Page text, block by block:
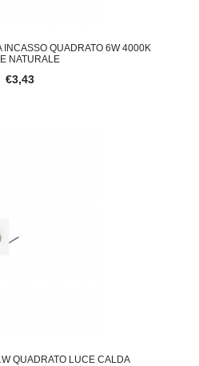
INCASSO QUADRATO 6W 4000K
NATURALE
€3,43
QUADRATO LUCE CALDA